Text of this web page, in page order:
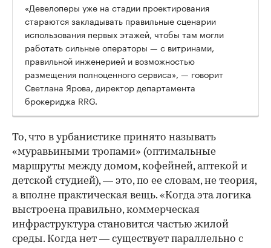
00:00
«Девелоперы уже на стадии проектирования
стараются закладывать правильные сценарии
использования первых этажей, чтобы там могли
работать сильные операторы — с витринами,
правильной инженерией и возможностью
размещения полноценного сервиса», — говорит
Светлана Ярова, директор департамента
брокериджа RRG.
То, что в урбанистике принято называть
«муравьиными тропами» (оптимальные
маршруты между домом, кофейней, аптекой и
детской студией), — это, по ее словам, не теория,
а вполне практическая вещь. «Когда эта логика
выстроена правильно, коммерческая
инфраструктура становится частью жилой
среды. Когда нет — существует параллельно с